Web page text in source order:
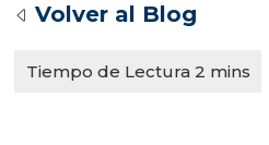
Volver al Blog